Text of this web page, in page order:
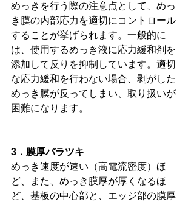
めっきを行う際の注意点として、めっ
き膜の内部応力を適切にコントロール
することが挙げられます。一般的に
は、使用するめっき液に応力緩和剤を
添加して反りを抑制しています。適切
な応力緩和を行わない場合、剥がした
めっき膜が反ってしまい、取り扱いが
困難になります。
3．膜厚バラツキ
めっき速度が速い（高電流密度）ほ
ど、また、めっき膜厚が厚くなるほ
ど、基板の中心部と、エッジ部の膜厚